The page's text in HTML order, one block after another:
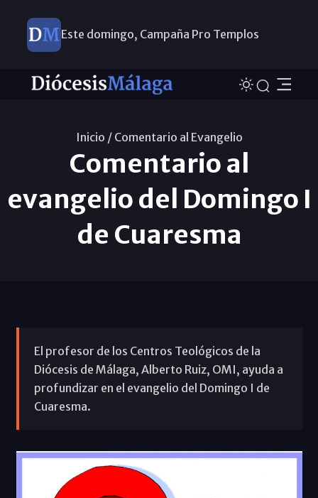
Este domingo, Campaña Pro Templos
Inicio / Comentario al Evangelio
Comentario al
evangelio del Domingo I
de Cuaresma
El profesor de los Centros Teológicos de la
Diócesis de Málaga, Alberto Ruiz, OMI, ayuda a
profundizar en el evangelio del Domingo I de
Cuaresma.